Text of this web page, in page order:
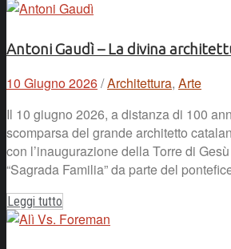
Antoni Gaudì – La divina
10 Giugno 2026/Architettura, Arte
Il 10 giugno 2026, a distanza di 100
scomparsa del grande architetto
con l’inaugurazione della Torre di
“Sagrada Familia” da parte del
Leggi tutto